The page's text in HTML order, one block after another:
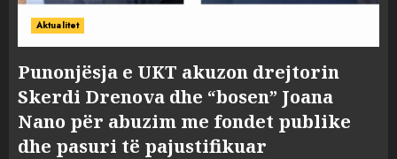
Aktualitet
Punonjësja e UKT akuzon drejtorin
Skerdi Drenova dhe “bosen” Joana
Nano për abuzim me fondet publike
dhe pasuri të pajustifikuar